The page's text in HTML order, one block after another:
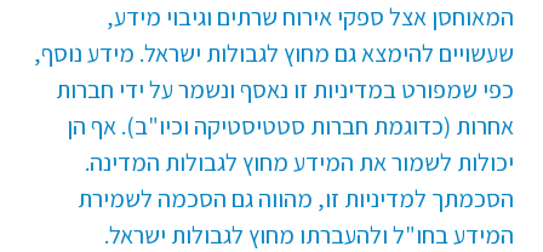
המאוחסן אצל ספקי אירוח שרתים וגיבוי מידע,
שעשויים להימצא גם מחוץ לגבולות ישראל. מידע נוסף,
כפי שמפורט במדיניות זו נאסף ונשמר על ידי חברות
אחרות (כדוגמת חברות סטטיסטיקה וכיו"ב). אף הן
יכולות לשמור את המידע מחוץ לגבולות המדינה.
הסכמתך למדיניות זו, מהווה גם הסכמה לשמירת
המידע בחו"ל ולהעברתו מחוץ לגבולות ישראל.